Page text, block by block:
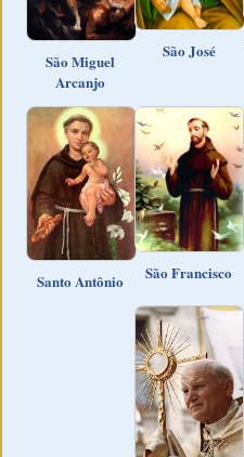
São Miguel
Arcanjo
São José
Santo Antônio São Francisco